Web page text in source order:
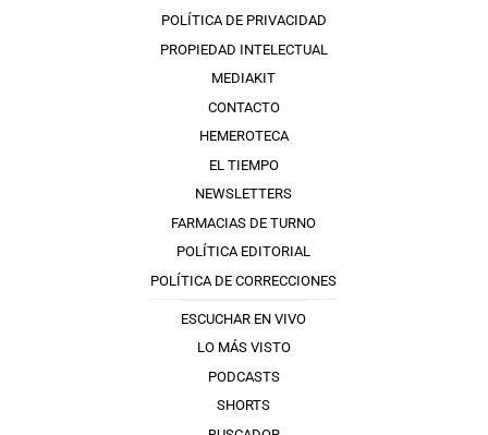
POLÍTICA DE PRIVACIDAD
PROPIEDAD INTELECTUAL
MEDIAKIT
CONTACTO
HEMEROTECA
EL TIEMPO
NEWSLETTERS
FARMACIAS DE TURNO
POLÍTICA EDITORIAL
POLÍTICA DE CORRECCIONES
ESCUCHAR EN VIVO
LO MÁS VISTO
PODCASTS
SHORTS